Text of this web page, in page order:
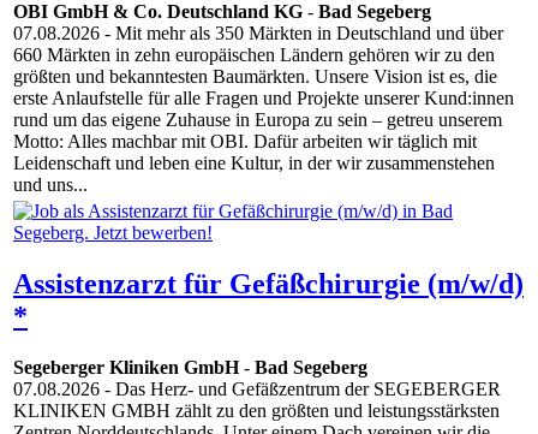
OBI GmbH & Co. Deutschland KG - Bad Segeberg
07.08.2026 - Mit mehr als 350 Märkten in Deutschland und über
660 Märkten in zehn europäischen Ländern gehören wir zu den
größten und bekanntesten Baumärkten. Unsere Vision ist es, die
erste Anlaufstelle für alle Fragen und Projekte unserer Kund:innen
rund um das eigene Zuhause in Europa zu sein – getreu unserem
Motto: Alles machbar mit OBI. Dafür arbeiten wir täglich mit
Leidenschaft und leben eine Kultur, in der wir zusammenstehen
und uns...
Assistenzarzt für Gefäßchirurgie (m/w/d)
*
Segeberger Kliniken GmbH- Bad Segeberg
07.08.2026 - Das Herz- und Gefäßzentrum der SEGEBERGER
KLINIKEN GMBH zählt zu den größten und leistungsstärksten